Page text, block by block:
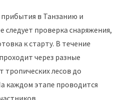
в Танзанию и
следует проверка снаряжения,
к старту. В течение
через разные
тропических лесов до
каждом этапе проводится